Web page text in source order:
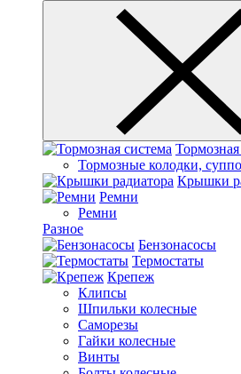
Тормозные колодки,
Крышки
Ремни
Ремни
Разное
Бензонасосы
Термостаты
Крепеж
Клипсы
Шпильки колесные
Саморезы
Гайки колесные
Винты